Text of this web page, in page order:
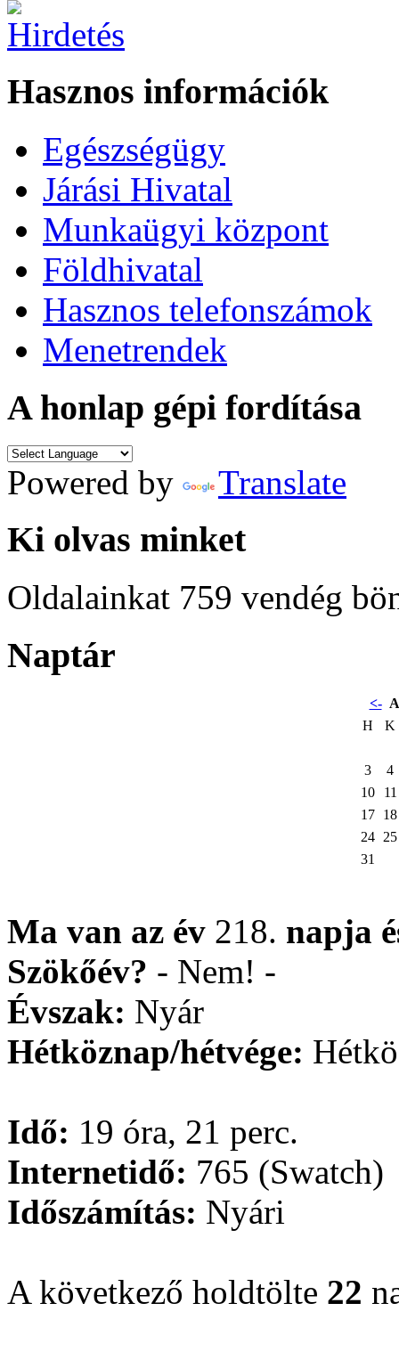
Hasznos információk
Egészségügy
Járási Hivatal
Munkaügyi központ
Földhivatal
Hasznos telefonszámok
Menetrendek
A honlap gépi fordítása
Powered by Translate
Ki olvas minket
Oldalainkat 759 vendég
Naptár
<-
H
K
3
4
10
11
17 18
24 25
31
Ma van az év 218. napja
Szökőév? - Nem! -
Évszak: Nyár
Hétköznap/hétvége:
Idő: 19 óra, 21 perc.
Internetidő: 765 (Swatch)
Időszámítás: Nyári
A következő holdtölte 22